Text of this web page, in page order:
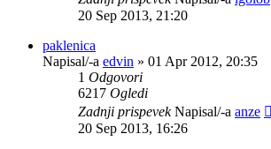
20 Sep 2013, 21:20
paklenica
Napisal/-a edvin » 01 Apr 2012, 20:35
1 Odgovori
6217 Ogledi
Zadnji prispevekNapisal/-a anze
20 Sep 2013, 16:26